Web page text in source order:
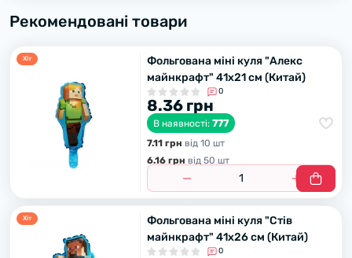
Рекомендовані товари
Хiт
Фольгована міні куля "Алекс
майнкрафт" 41х21 см (Китай)
0
8.36 грн
В наявності: 777
7.11 грн вiд 10 шт
6.16 грн вiд 50 шт
Хiт
Фольгована міні куля "Стів
майнкрафт" 41х26 см (Китай)
0